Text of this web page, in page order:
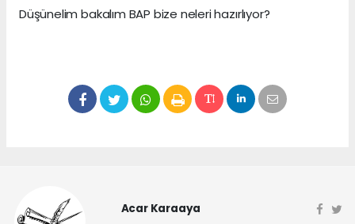
Düşünelim bakalım BAP bize neleri hazırlıyor?
Acar Karaaya